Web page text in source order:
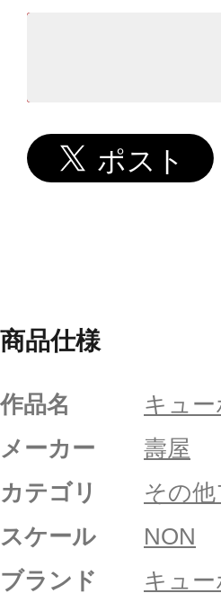
商品仕様
作品名
キュ
メーカー
壽屋
カテゴリ
その
スケール
NON
ブランド
キュ